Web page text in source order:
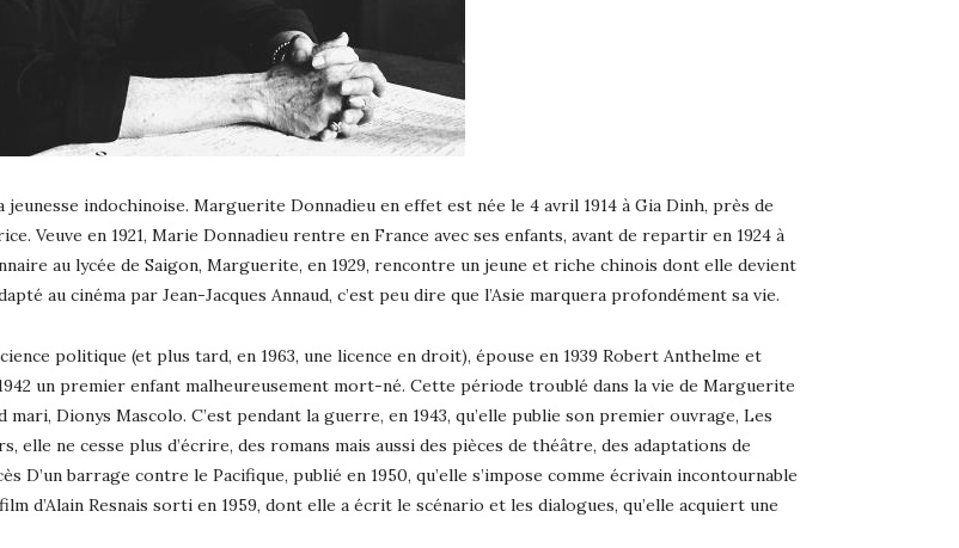
indochinoise. Marguerite Donnadieu en effet est née le 4 avril 1914 à Gia Dinh, près de
Veuve en 1921, Marie Donnadieu rentre en France avec ses enfants, avant de repartir en 1924 à
au lycée de Saigon, Marguerite, en 1929, rencontre un jeune et riche chinois dont elle devient
au cinéma par Jean-Jacques Annaud, c’est peu dire que l’Asie marquera profondément sa vie.
politique (et plus tard, en 1963, une licence en droit), épouse en 1939 Robert Anthelme et
un premier enfant malheureusement mort-né. Cette période troublé dans la vie de Marguerite
Dionys Mascolo. C’est pendant la guerre, en 1943, qu’elle publie son premier ouvrage, Les
ne cesse plus d’écrire, des romans mais aussi des pièces de théâtre, des adaptations de
D’un barrage contre le Pacifique, publié en 1950, qu’elle s’impose comme écrivain incontournable
d’Alain Resnais sorti en 1959, dont elle a écrit le scénario et les dialogues, qu’elle acquiert une